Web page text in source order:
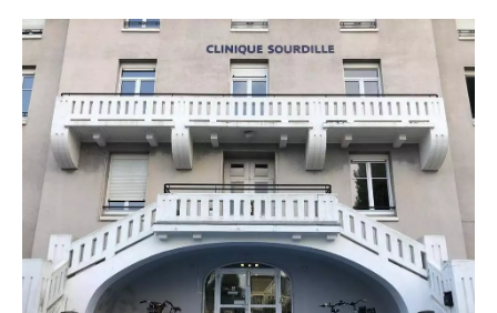
Cour Monselet